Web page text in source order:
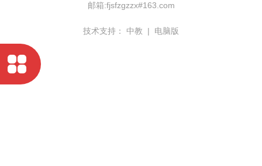
邮箱:fjsfzgzzx#163.com
技术支持： 中教 | 电脑版